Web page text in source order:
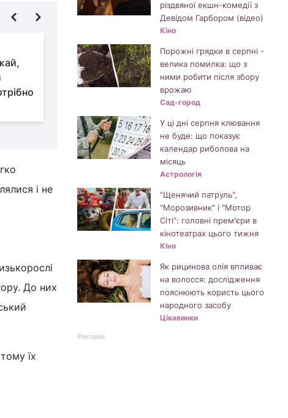
Коли висаджувати
розсаду томатів у
2026 році: точні
терміни, від яких залежить урожай
і не
До них
їх
різдвяної екшн-комедії з
Девідом Гарбором (відео)
Кіно
Порожні грядки в серпні -
велика помилка: що з
ними робити після збору
врожаю
Сад-город
У ці дні серпня клювання
не буде: що показує
календар риболова на
місяць
Астрологія
"Щенячий патруль",
"Морозивник" і "Мотор
Сіті": головні прем'єри в
кінотеатрах цього тижня
Кіно
Як рицинова олія впливає
на волосся: дослідження
пояснюють користь цього
народного засобу
Цікавинки
Реклама